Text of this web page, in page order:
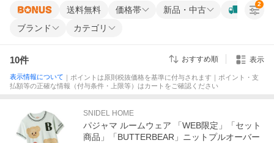
送料無料 価格帯
新品・中古
ブランド
カテゴリ
2
10件 おすすめ順 表示
表示情報について ｜ポイントは原則税抜価格を基準に付与されます｜ポイント・支
払額等の正確な情報（付与条件・上限等）はカートをご確認ください
SNIDEL HOME
パジャマ ルームウェア 「WEB限定」「セット
商品」「BUTTERBEAR」ニットプルオーバー